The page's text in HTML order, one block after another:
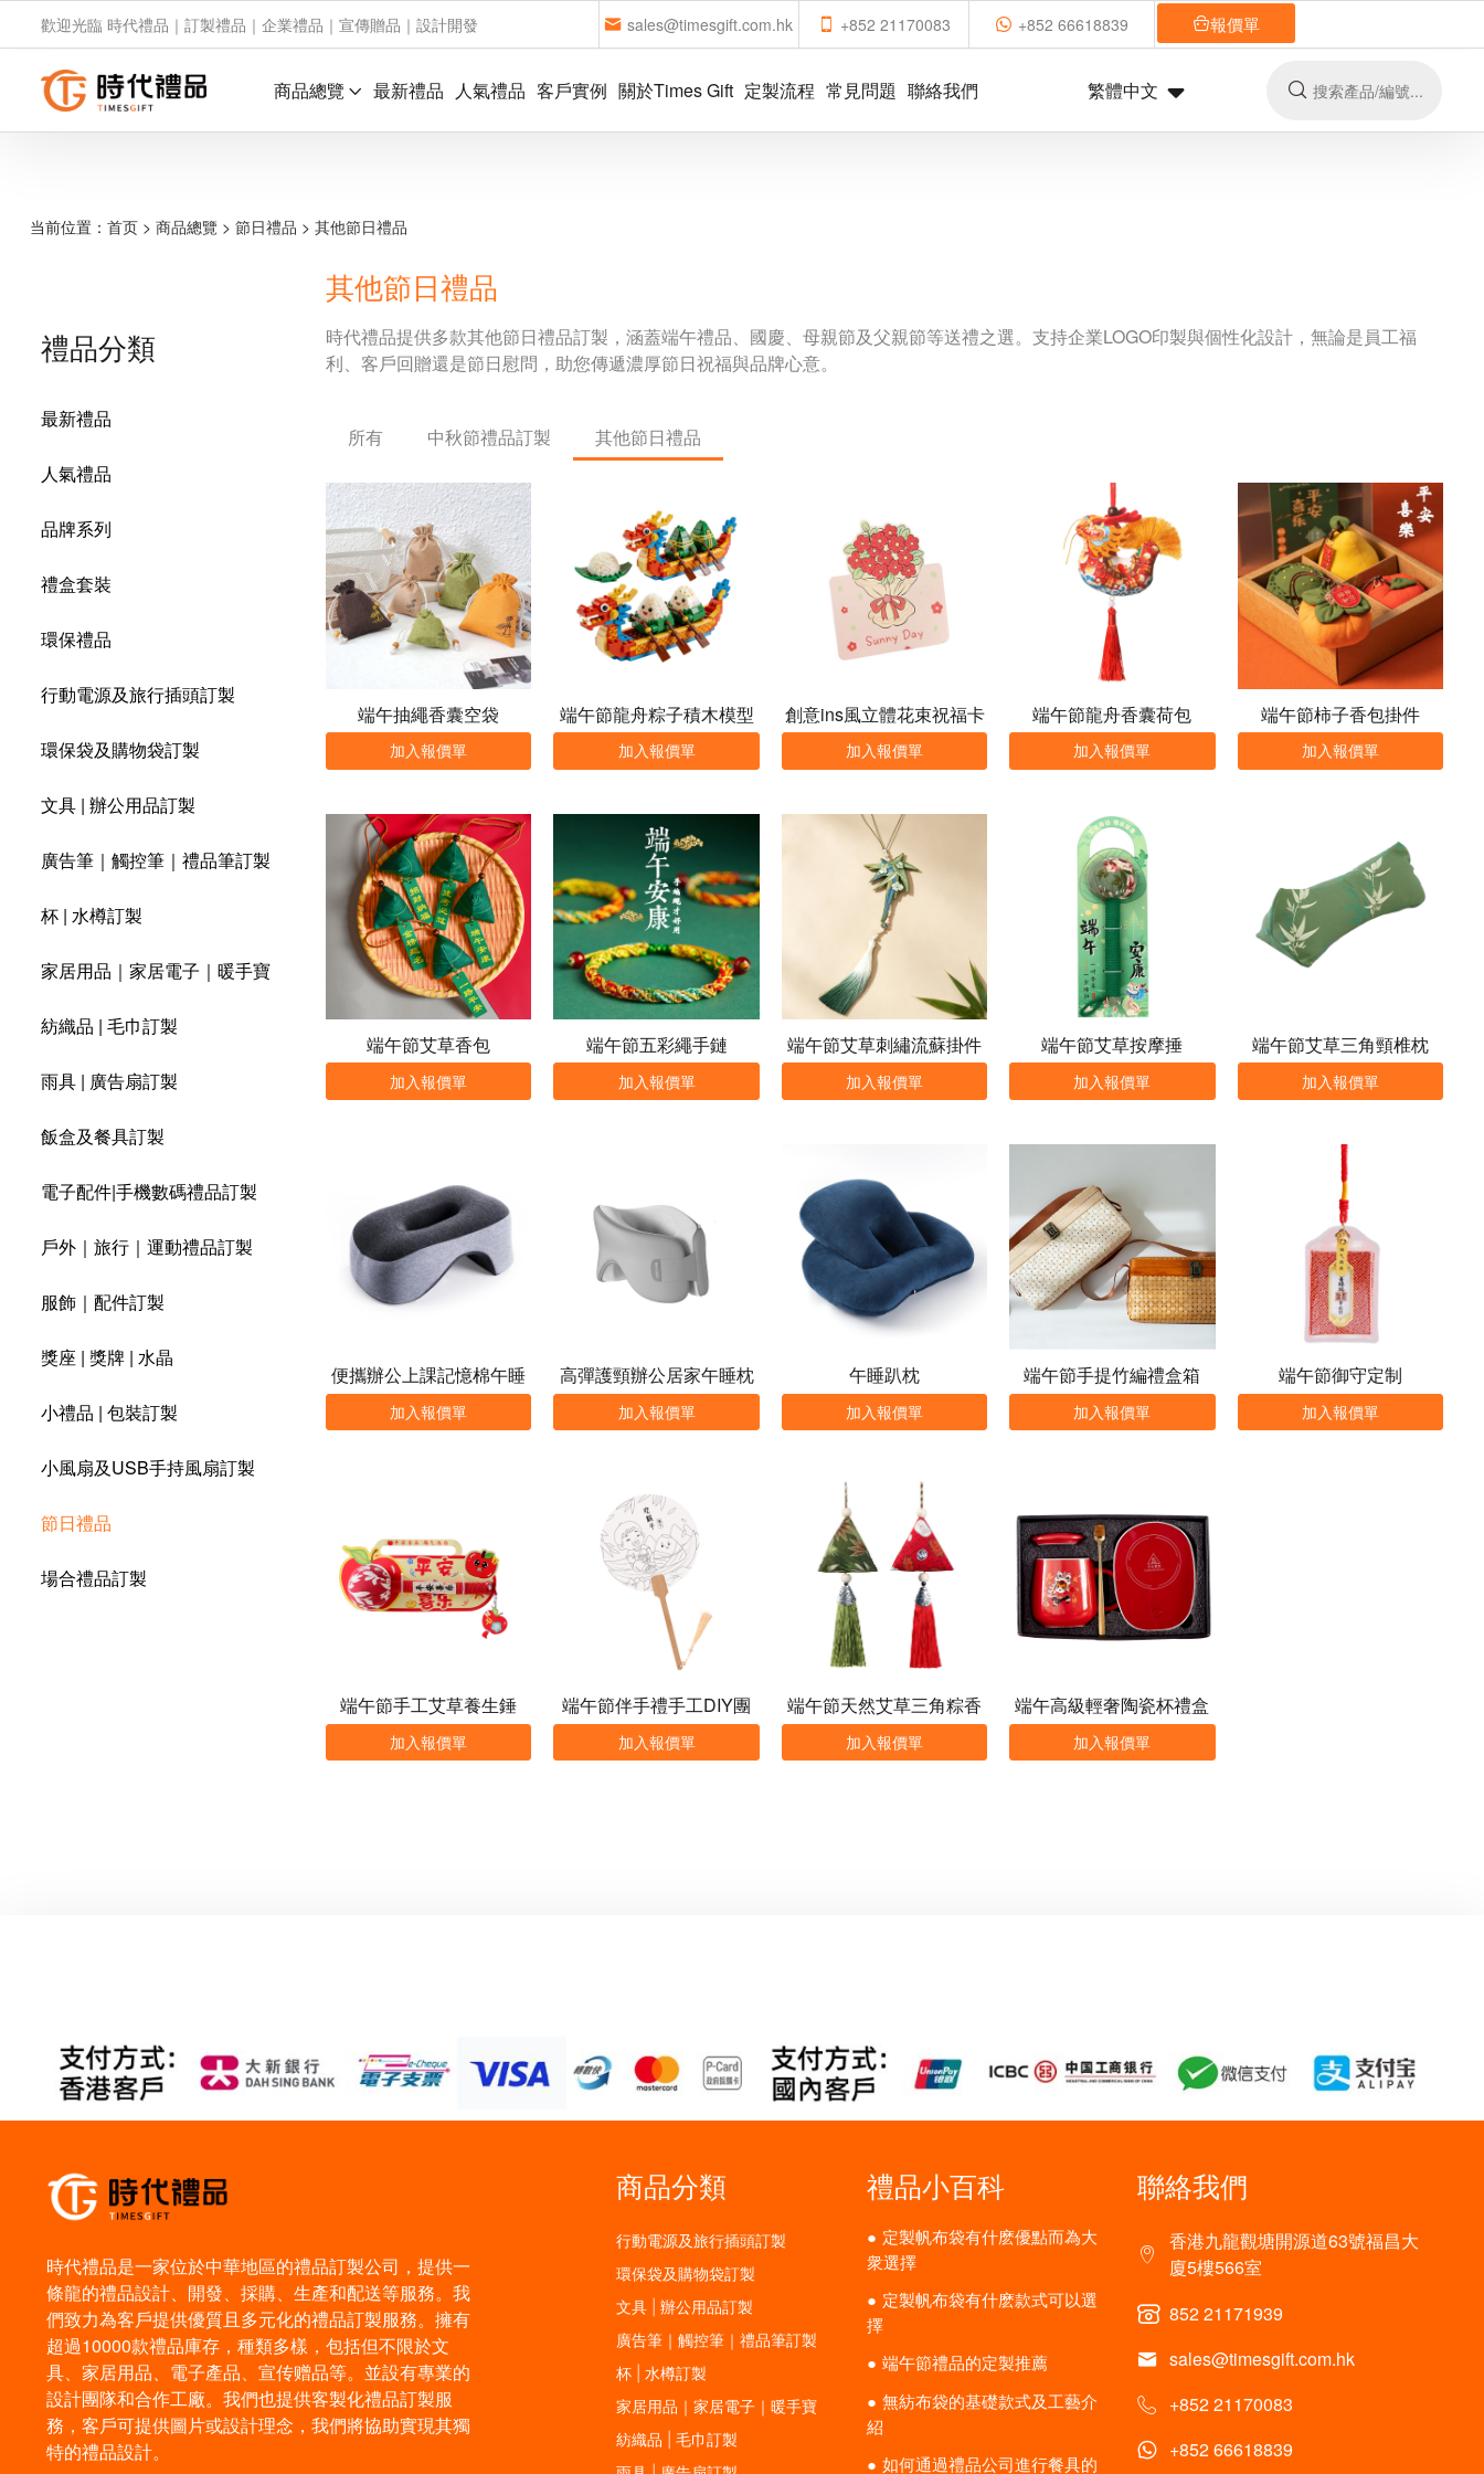
歡迎光臨 時代禮品｜訂製禮品｜企業禮品｜宣傳贈品｜設計開發 sales@timesgift.com.hk +852 21170083 +852 66618839 報價單
商品總覽 最新禮品 人氣禮品 客戶實例 關於Times Gift 定製流程 常見問題 聯絡我們 繁體中文
当前位置： 首页> 商品總覽 > 節日禮品 > 其他節日禮品
禮品分類
最新禮品
人氣禮品
品牌系列
禮盒套裝
環保禮品
行動電源及旅行插頭訂製
環保袋及購物袋訂製
文具 | 辦公用品訂製
廣告筆｜觸控筆｜禮品筆訂製
杯 | 水樽訂製
家居用品｜家居電子｜暖手寶
紡織品 | 毛巾訂製
雨具 | 廣告扇訂製
飯盒及餐具訂製
電子配件|手機數碼禮品訂製
戶外｜旅行｜運動禮品訂製
服飾｜配件訂製
獎座 | 獎牌 | 水晶
小禮品 | 包裝訂製
小風扇及USB手持風扇訂製
節日禮品
場合禮品訂製
其他節日禮品
時代禮品提供多款其他節日禮品訂製，涵蓋端午禮品、國慶、母親節及父親節等送禮之選。支持企業LOGO印製與個性化設計，無論是員工福
利、客戶回贈還是節日慰問，助您傳遞濃厚節日祝福與品牌心意。
所有 中秋節禮品訂製 其他節日禮品
端午抽繩香囊空袋
加入報價單
端午節龍舟粽子積木模型
定制
加入報價單
創意ins風立體花束祝福卡
加入報價單
端午節龍舟香囊荷包
加入報價單
端午節柿子香包掛件
加入報價單
端午節艾草香包
加入報價單
端午節五彩繩手鏈
加入報價單
端午節艾草刺繡流蘇掛件
加入報價單
端午節艾草按摩捶
加入報價單
端午節艾草三角頸椎枕
加入報價單
便攜辦公上課記憶棉午睡
枕
加入報價單
高彈護頸辦公居家午睡枕
加入報價單
午睡趴枕
加入報價單
端午節手提竹編禮盒箱
加入報價單
端午節御守定制
加入報價單
端午節手工艾草養生錘
加入報價單
端午節伴手禮手工DIY團
扇定制
加入報價單
端午節天然艾草三角粽香
包
加入報價單
端午高級輕奢陶瓷杯禮盒
加入報價單
時代禮品是一家位於中華地區的禮品訂製公司，提供一
條龍的禮品設計、開發、採購、生產和配送等服務。我
們致力為客戶提供優質且多元化的禮品訂製服務。擁有
超過10000款禮品庫存，種類多樣，包括但不限於文
具、家居用品、電子產品、宣传赠品等。並設有專業的
設計團隊和合作工廠。我們也提供客製化禮品訂製服
務，客戶可提供圖片或設計理念，我們將協助實現其獨
特的禮品設計。
商品分類
行動電源及旅行插頭訂製
環保袋及購物袋訂製
文具 | 辦公用品訂製
廣告筆｜觸控筆｜禮品筆訂製
杯 | 水樽訂製
家居用品｜家居電子｜暖手寶
紡織品 | 毛巾訂製
禮品小百科
定製帆布袋有什麽優點而為大
衆選擇
定製帆布袋有什麽款式可以選
擇
端午節禮品的定製推薦
無紡布袋的基礎款式及工藝介
紹
如何通過禮品公司進行餐具的
聯絡我們
香港九龍觀塘開源道63號福昌大
廈5樓566室
852 21171939
sales@timesgift.com.hk
+852 21170083
+852 66618839